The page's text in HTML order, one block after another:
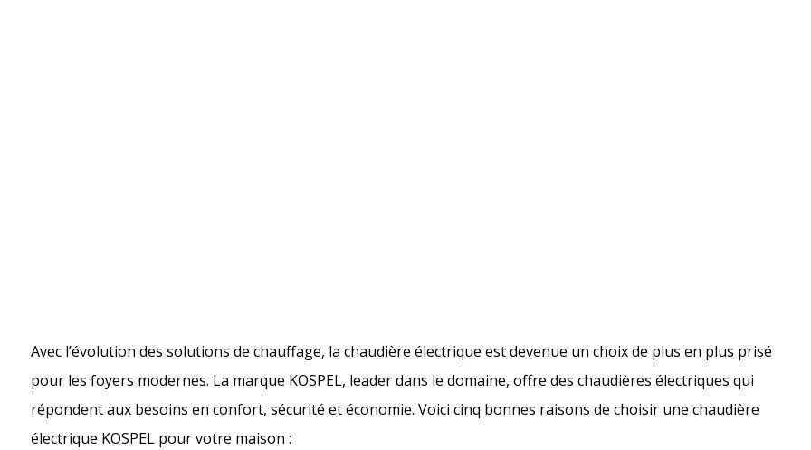
Avec l’évolution des solutions de chauffage, la chaudière électrique est devenue un choix de plus en plus prisé
pour les foyers modernes. La marque KOSPEL, leader dans le domaine, offre des chaudières électriques qui
répondent aux besoins en confort, sécurité et économie. Voici cinq bonnes raisons de choisir une chaudière
électrique KOSPEL pour votre maison :